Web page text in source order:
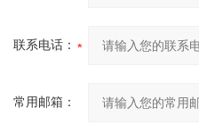
联系电话：
常用邮箱：